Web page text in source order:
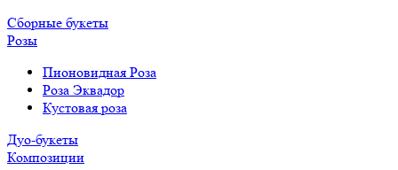
Сборные букеты
Розы
Пионовидная Роза
Роза Эквадор
Кустовая роза
Дуо-букеты
Композиции